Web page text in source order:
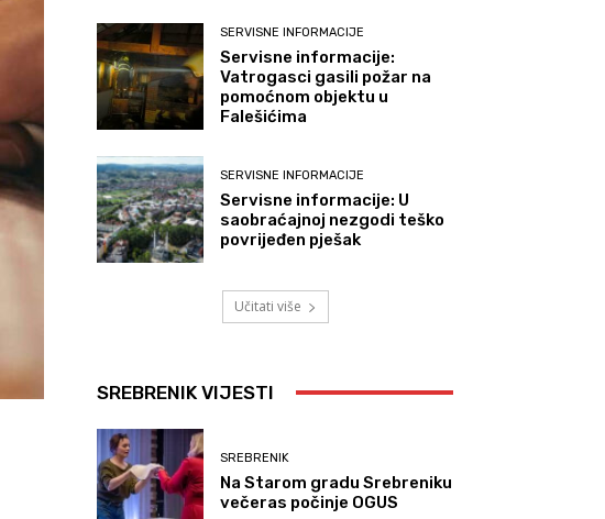
SERVISNE INFORMACIJE
Servisne informacije:
Vatrogasci gasili požar na
pomoćnom objektu u
Falešićima
SERVISNE INFORMACIJE
Servisne informacije: U
saobraćajnoj nezgodi teško
povrijeđen pješak
Učitati više
SREBRENIK VIJESTI
SREBRENIK
Na Starom gradu Srebreniku
večeras počinje OGUS